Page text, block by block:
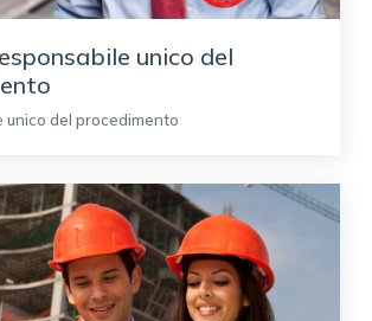
unico del
unico del procedimento